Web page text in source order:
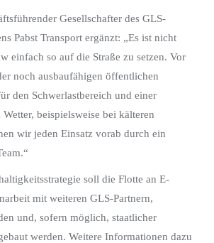
Gesellschafter des GLS-
Pabst Transport ergänzt: „Es ist nicht
einfach so auf die Straße zu setzen. Vor
noch ausbaufähigen öffentlichen
den Schwerlastbereich und einer
beispielsweise bei kälteren
wir jeden Einsatz vorab durch ein
soll die Flotte an E-
mit weiteren GLS-Partnern,
und, sofern möglich, staatlicher
werden. Weitere Informationen dazu